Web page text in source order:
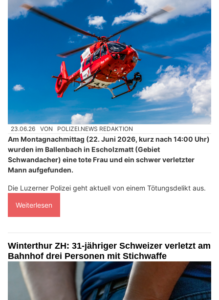
23.06.26 VON POLIZEI.NEWS REDAKTION
Am Montagnachmittag (22. Juni 2026, kurz nach 14:00 Uhr)
wurden im Ballenbach in Escholzmatt (Gebiet
Schwandacher) eine tote Frau und ein schwer verletzter
Mann aufgefunden.
Die Luzerner Polizei geht aktuell von einem Tötungsdelikt aus.
Weiterlesen
Winterthur ZH: 31-jähriger Schweizer verletzt am
Bahnhof drei Personen mit Stichwaffe